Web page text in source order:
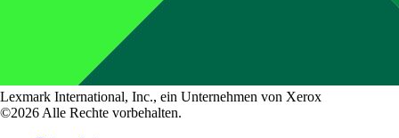
Lexmark International, Inc., ein Unternehmen von Xerox
©2026 Alle Rechte vorbehalten.